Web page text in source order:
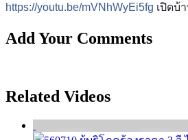
https://youtu.be/mVNhWyEi5fg เปิดบ้
Add Your Comments
Related Videos